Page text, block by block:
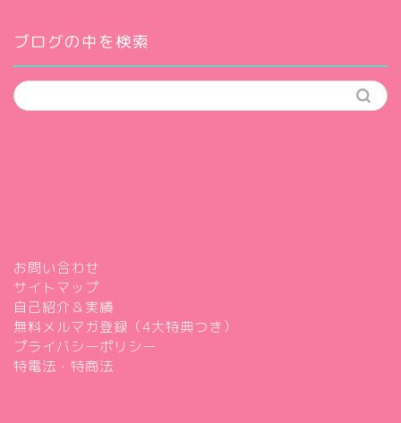
ブログの中を検索
お問い合わせ
サイトマップ
自己紹介＆実績
無料メルマガ登録（4大特典つき）
プライバシーポリシー
特電法・特商法